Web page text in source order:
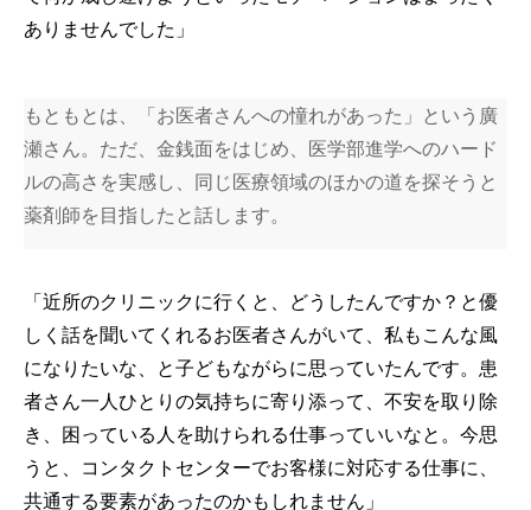
ありませんでした」
もともとは、「お医者さんへの憧れがあった」という廣
瀬さん。ただ、金銭面をはじめ、医学部進学へのハード
ルの高さを実感し、同じ医療領域のほかの道を探そうと
薬剤師を目指したと話します。
「近所のクリニックに行くと、どうしたんですか？と優
しく話を聞いてくれるお医者さんがいて、私もこんな風
になりたいな、と子どもながらに思っていたんです。患
者さん一人ひとりの気持ちに寄り添って、不安を取り除
き、困っている人を助けられる仕事っていいなと。今思
うと、コンタクトセンターでお客様に対応する仕事に、
共通する要素があったのかもしれません」